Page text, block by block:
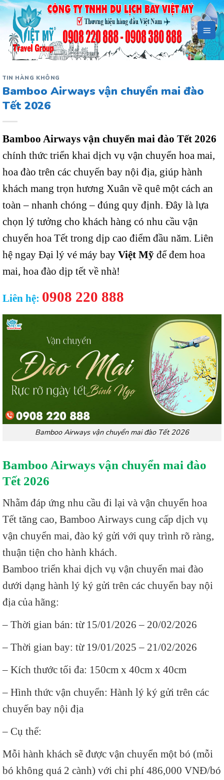
Bỏ
qua
dung
TIN HÀNG KHÔNG
Bamboo Airways vận chuyển mai đào
Tết 2026
Bamboo Airways vận chuyển mai đào Tết 2026
chính thức triển khai dịch vụ vận chuyển hoa mai,
hoa đào trên các chuyến bay nội địa, giúp hành
khách mang trọn hương Xuân về quê một cách an
toàn – nhanh chóng – đúng quy định. Đây là lựa
chọn lý tưởng cho khách hàng có nhu cầu vận
chuyển hoa Tết trong dịp cao điểm đầu năm. Liên
hệ ngay Đại lý vé máy bay Việt Mỹ để đem hoa
mai, hoa đào dịp tết về nhà!
Liên hệ: 0908 220 888
Bamboo Airways vận chuyển mai đào Tết 2026
Bamboo Airways vận chuyển mai đào
Tết 2026
Nhằm đáp ứng nhu cầu đi lại và vận chuyển hoa
Tết tăng cao, Bamboo Airways cung cấp dịch vụ
vận chuyển mai, đào ký gửi với quy trình rõ ràng,
thuận tiện cho hành khách.
Bamboo triển khai dịch vụ vận chuyển mai đào
dưới dạng hành lý ký gửi trên các chuyến bay nội
địa của hãng:
– Thời gian bán: từ 15/01/2026 – 20/02/2026
– Thời gian bay: từ 19/01/2025 – 21/02/2026
– Kích thước tối đa: 150cm x 40cm x 40cm
– Hình thức vận chuyển: Hành lý ký gửi trên các
chuyến bay nội địa
– Cụ thể:
Mỗi hành khách sẽ được vận chuyển một bó (mỗi
bó không quá 2 cành) với chi phí 486,000 VNĐ/bó